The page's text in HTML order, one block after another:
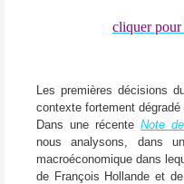
cliquer pour
Les premières décisions
contexte fortement dégradé
Dans une récenteNote
nous analysons, dans
macroéconomique dans
de François Hollande et